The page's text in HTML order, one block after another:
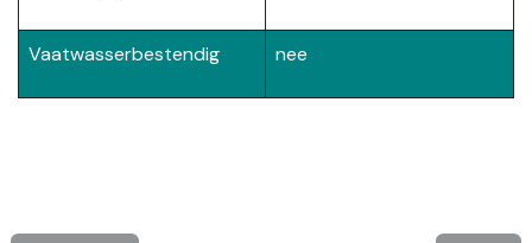
Vaatwasserbestendig nee